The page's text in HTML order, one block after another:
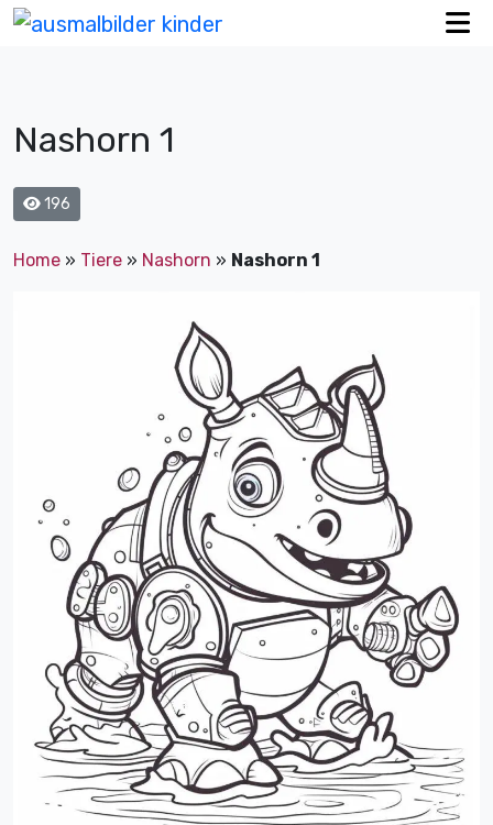
Nashorn 1
196
Home » Tiere » Nashorn » Nashorn 1